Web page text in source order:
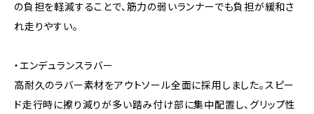
の負担を軽減することで、筋力の弱いランナーでも負担が緩和さ
れ走りやすい。
・エンデュランスラバー
高耐久のラバー素材をアウトソール全面に採用しました。スピー
ド走行時に擦り減りが多い踏み付け部に集中配置し、グリップ性